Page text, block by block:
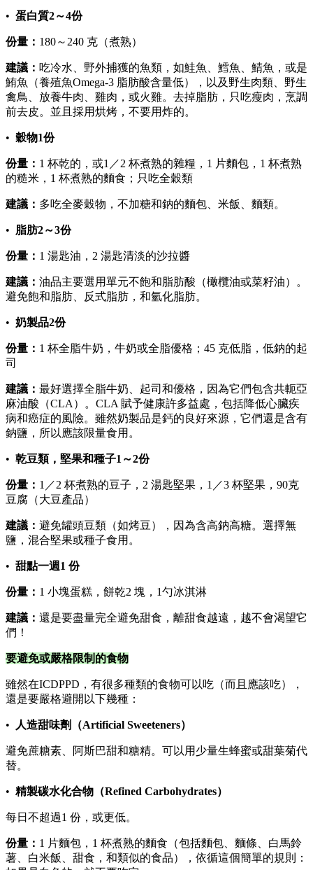
• 蛋白質2～4份
份量： 180～240 克（煮熟）
建議： 吃冷水、野外捕獲的魚類，如鮭魚、鱈魚、鯖魚，或是
鮪魚（養殖魚Omega‑3 脂肪酸含量低），以及野生肉類、野生
禽鳥、放養牛肉、雞肉，或火雞。去掉脂肪，只吃瘦肉，烹調
前去皮。並且採用烘烤，不要用炸的。
• 穀物1份
份量： 1 杯乾的，或1／2 杯煮熟的雜糧，1 片麵包，1 杯煮熟
的糙米，1 杯煮熟的麵食；只吃全穀類
建議： 多吃全麥穀物，不加糖和鈉的麵包、米飯、麵類。
• 脂肪2～3份
份量： 1 湯匙油，2 湯匙清淡的沙拉醬
建議： 油品主要選用單元不飽和脂肪酸（橄欖油或菜籽油）。
避免飽和脂肪、反式脂肪，和氫化脂肪。
• 奶製品2份
份量： 1 杯全脂牛奶，牛奶或全脂優格；45 克低脂，低鈉的起
司
建議： 最好選擇全脂牛奶、起司和優格，因為它們包含共軛亞
麻油酸（CLA）。CLA 賦予健康許多益處，包括降低心臟疾
病和癌症的風險。雖然奶製品是鈣的良好來源，它們還是含有
鈉鹽，所以應該限量食用。
• 乾豆類，堅果和種子1～2份
份量： 1／2 杯煮熟的豆子，2 湯匙堅果，1／3 杯堅果，90克
豆腐（大豆產品）
建議： 避免罐頭豆類（如烤豆），因為含高鈉高糖。選擇無
鹽，混合堅果或種子食用。
• 甜點一週1 份
份量： 1 小塊蛋糕，餅乾2 塊，1勺冰淇淋
建議： 還是要盡量完全避免甜食，離甜食越遠，越不會渴望它
們！
要避免或嚴格限制的食物
雖然在ICDPPD，有很多種類的食物可以吃（而且應該吃），
還是要嚴格避開以下幾種：
• 人造甜味劑（Artificial Sweeteners）
避免蔗糖素、阿斯巴甜和糖精。可以用少量生蜂蜜或甜葉菊代
替。
• 精製碳水化合物（Refined Carbohydrates）
每日不超過1 份，或更低。
份量： 1 片麵包，1 杯煮熟的麵食（包括麵包、麵條、白馬鈴
薯、白米飯、甜食，和類似的食品），依循這個簡單的規則：